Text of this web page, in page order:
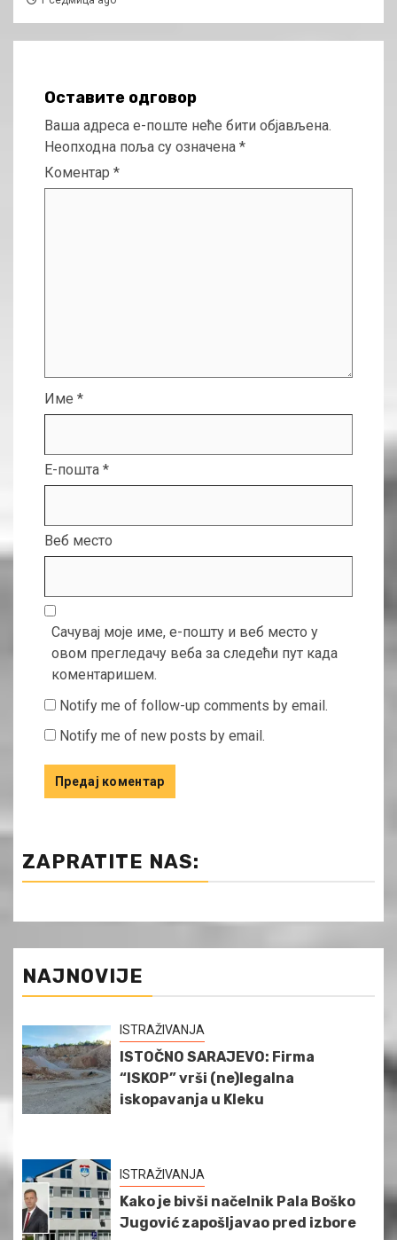
Оставите одговор
Ваша адреса е-поште неће бити објављена.
Неопходна поља су означена *
Коментар *
Име *
Е-пошта *
Веб место
Сачувај моје име, е-пошту и веб место у
овом прегледачу веба за следећи пут када
коментаришем.
Notify me of follow-up comments by email.
Notify me of new posts by email.
ZAPRATITE NAS:
NAJNOVIJE
ISTRAŽIVANJA
ISTOČNO SARAJEVO: Firma
“ISKOP” vrši (ne)legalna
iskopavanja u Kleku
ISTRAŽIVANJA
Kako je bivši načelnik Pala Boško
Jugović zapošljavao pred izbore